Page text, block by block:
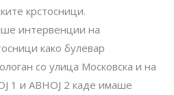
крстосници.
интервенции на
како булевар
со улица Московска и на
1 и АВНОЈ 2 каде имаше